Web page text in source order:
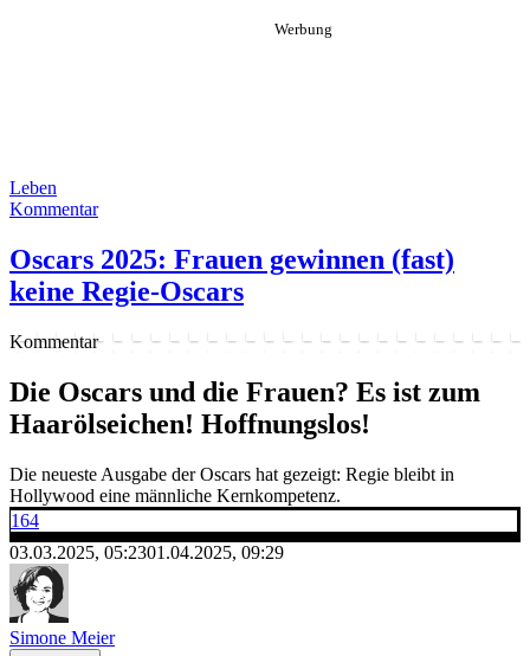
Leben
Kommentar
Oscars 2025: Frauen gewinnen (fast)
keine Regie-Oscars
Kommentar
Die Oscars und die Frauen? Es ist zum
Haarölseichen! Hoffnungslos!
Die neueste Ausgabe der Oscars hat gezeigt: Regie bleibt in
Hollywood eine männliche Kernkompetenz.
164
03.03.2025, 05:2301.04.2025, 09:29
Simone Meier